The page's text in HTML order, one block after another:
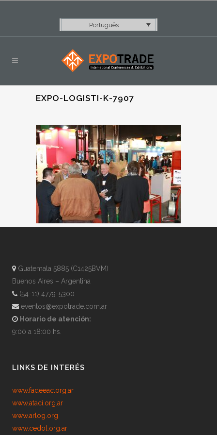
Português
EXPO-LOGISTI-K-7907
Guatemala 5885 (C1425BVM)
Buenos Aires – Argentina
(54-11) 4779-5300
eventos@expotrade.com.ar
Horario de atención:
9:00 a 18:00 hs.
LINKS DE INTERÉS
www.fadeeac.org.ar
www.ataci.org.ar
www.arlog.org
www.cedol.org.ar